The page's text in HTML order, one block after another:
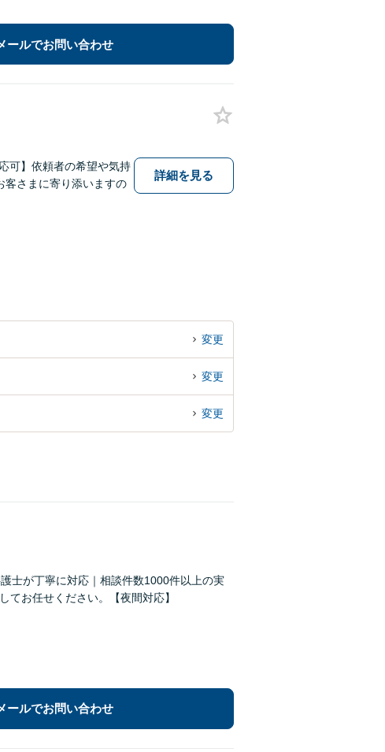
ールでお問い合わせ
可】依頼者の希望や気持
客さまに寄り添いますの
詳細を見る
変更
変更
変更
士が丁寧に対応｜相談件数1000件以上の実
てお任せください。【夜間対応】
ールでお問い合わせ